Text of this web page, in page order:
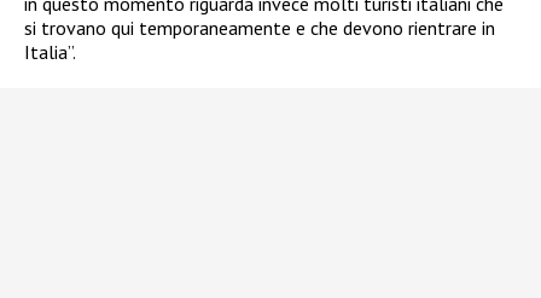
si trovano qui temporaneamente e che devono rientrare in
Italia”.